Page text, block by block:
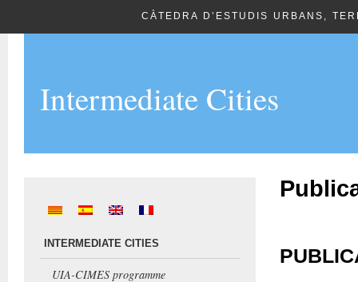
CÀTEDRA D’ESTUDIS URBANS,
Intermediate Cities
INTERMEDIATE CITIES
UIA-CIMES programme